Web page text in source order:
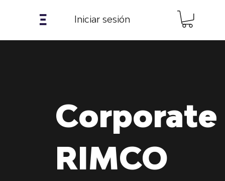
𝝣 Iniciar sesión
Corporate
RIMCO